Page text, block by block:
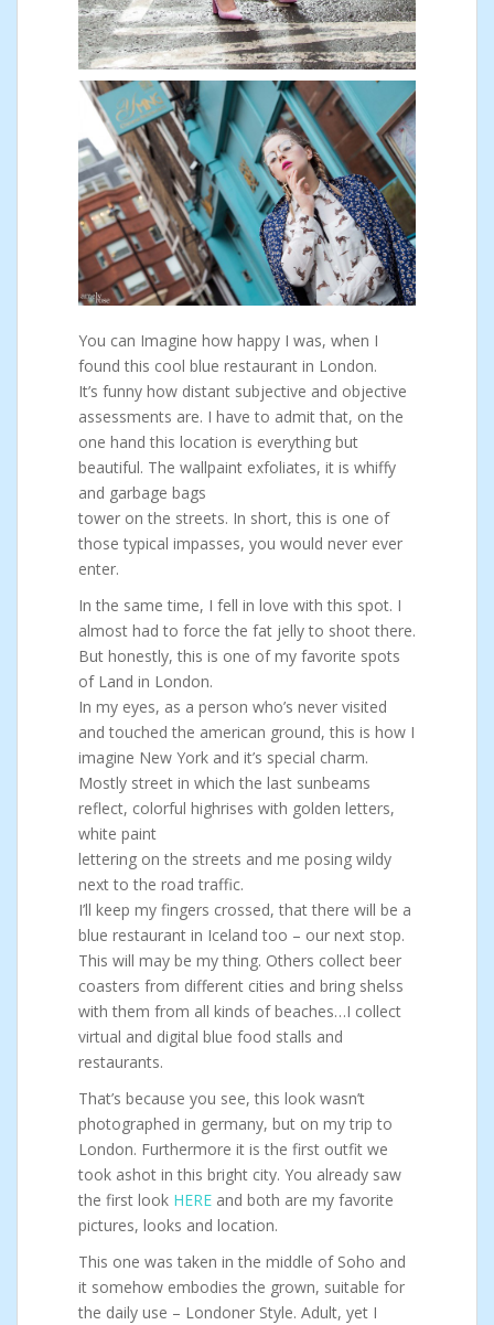
You can Imagine how happy I was, when I
found this cool blue restaurant in London.
It’s funny how distant subjective and objective
assessments are. I have to admit that, on the
one hand this location is everything but
beautiful. The wallpaint exfoliates, it is whiffy
and garbage bags
tower on the streets. In short, this is one of
those typical impasses, you would never ever
enter.
In the same time, I fell in love with this spot. I
almost had to force the fat jelly to shoot there.
But honestly, this is one of my favorite spots
of Land in London.
In my eyes, as a person who’s never visited
and touched the american ground, this is how I
imagine New York and it’s special charm.
Mostly street in which the last sunbeams
reflect, colorful highrises with golden letters,
white paint
lettering on the streets and me posing wildy
next to the road traffic.
I’ll keep my fingers crossed, that there will be a
blue restaurant in Iceland too – our next stop.
This will may be my thing. Others collect beer
coasters from different cities and bring shelss
with them from all kinds of beaches…I collect
virtual and digital blue food stalls and
restaurants.
That’s because you see, this look wasn’t
photographed in germany, but on my trip to
London. Furthermore it is the first outfit we
took ashot in this bright city. You already saw
the first look HERE and both are my favorite
pictures, looks and location.
This one was taken in the middle of Soho and
it somehow embodies the grown, suitable for
the daily use – Londoner Style. Adult, yet I